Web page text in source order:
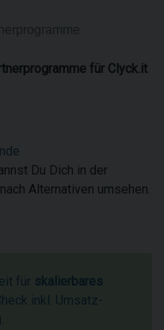
für Clyck.it
Du Dich in der
nach Alternativen umsehen.
für skalierbares
inkl. Umsatz-